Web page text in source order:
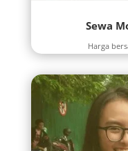
Sewa
Harga